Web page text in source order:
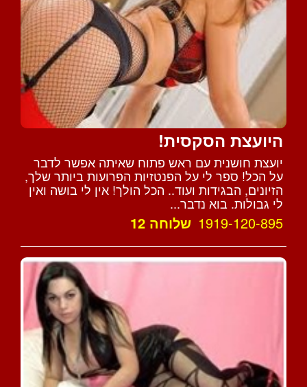
היועצת הסקסית!
יועצת חושנית עם ראש פתוח שאיתה אפשר לדבר
על הכל! ספר לי על הפנטזיות הפרועות ביותר שלך,
הזיונים, הבגידות ועוד.. הכל הולך! אין לי בושה ואין
לי גבולות. בוא נדבר...
1919-120-895 שלוחה 12